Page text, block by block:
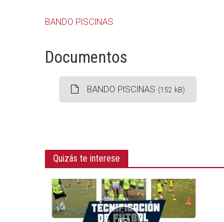
BANDO PISCINAS
Documentos
BANDO PISCINAS (152 kB)
Quizás te interese